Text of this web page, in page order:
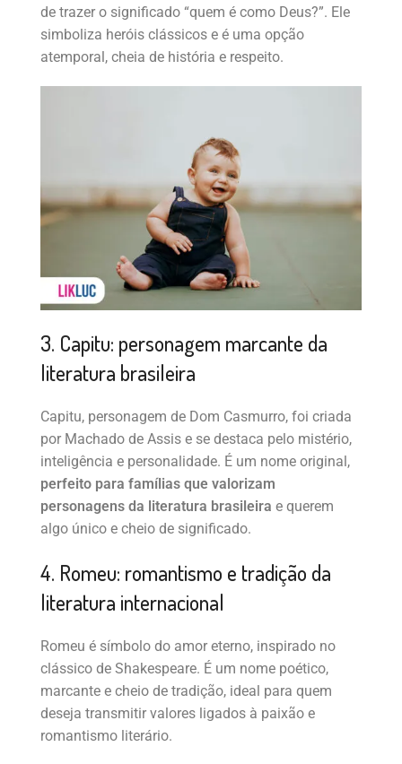
de trazer o significado “quem é como Deus?”. Ele
simboliza heróis clássicos e é uma opção
atemporal, cheia de história e respeito.
3. Capitu: personagem marcante da
literatura brasileira
Capitu, personagem de Dom Casmurro, foi criada
por Machado de Assis e se destaca pelo mistério,
inteligência e personalidade. É um nome original,
perfeito para famílias que valorizam
personagens da literatura brasileira e querem
algo único e cheio de significado.
4. Romeu: romantismo e tradição da
literatura internacional
Romeu é símbolo do amor eterno, inspirado no
clássico de Shakespeare. É um nome poético,
marcante e cheio de tradição, ideal para quem
deseja transmitir valores ligados à paixão e
romantismo literário.